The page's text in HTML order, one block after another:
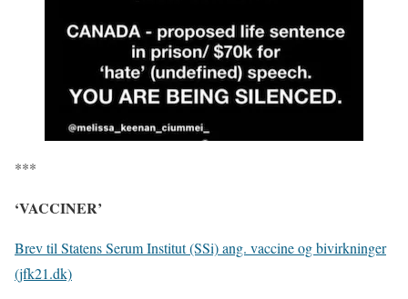
***
‘VACCINER’
Brev til Statens Serum Institut (SSi) ang. vaccine og bivirkninger
(jfk21.dk)